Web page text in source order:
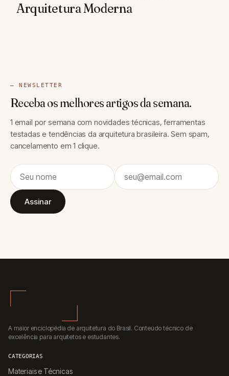
Arquitetura Moderna
— NEWSLETTER
Receba os melhores artigos da semana.
1 email por semana com novidades técnicas, ferramentas
testadas e tendências da arquitetura brasileira. Sem spam,
cancelamento em 1 clique.
Assinar
A maior enciclopédia de arquitetura do Brasil. Conteúdo técnico de
excelência para arquitetos e estudantes.
CATEGORIAS
Materiais e Técnicas